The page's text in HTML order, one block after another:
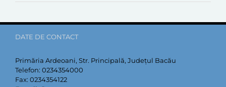
DATE DE CONTACT
Primăria Ardeoani, Str. Principală, Județul Bacău
Telefon: 0234354000
Fax: 0234354122